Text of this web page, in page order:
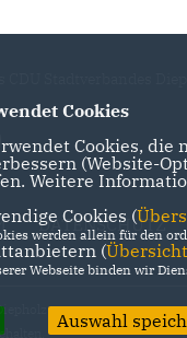
DATENSCHUTZ
Cookies
Cookies,
(Website-
Weitere
Cookies (
werden allein für den
(Übersicht
Webseite binden wir
Auswahl